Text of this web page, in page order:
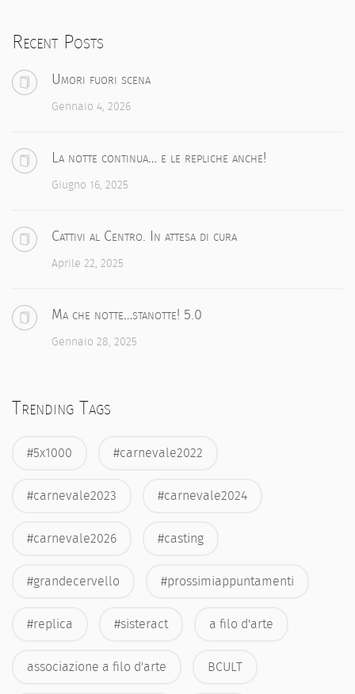
Recent Posts
Umori fuori scena
Gennaio 4, 2026
La notte continua… e le repliche anche!
Giugno 16, 2025
Cattivi al Centro. In attesa di cura
Aprile 22, 2025
Ma che notte…stanotte! 5.0
Gennaio 28, 2025
Trending Tags
#5x1000 #carnevale2022
#carnevale2023 #carnevale2024
#carnevale2026 #casting
#grandecervello #prossimiappuntamenti
#replica #sisteract a filo d'arte
associazione a filo d'arte BCULT